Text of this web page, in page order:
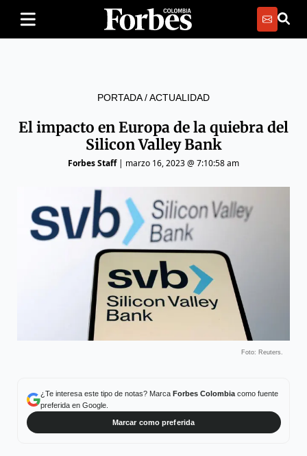
PORTADA/ACTUALIDAD
El impacto en Europa de la quiebra del
Silicon Valley Bank
Forbes Staff| marzo 16, 2023 @ 7:10:58 am
Foto: Reuters.
¿Te interesa este tipo de notas? Marca Forbes Colombiacomo fuente
preferida en Google.
Marcar como preferida